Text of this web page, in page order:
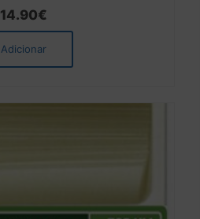
14.90€
Adicionar